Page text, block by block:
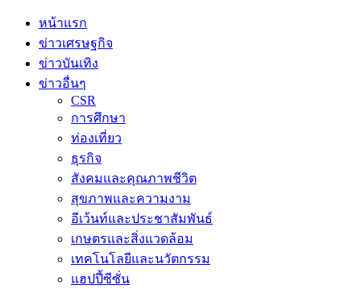
Skip
content
หน้าแรก
ข่าวเศรษฐกิจ
ข่าวบันเทิง
ข่าวอื่นๆ
CSR
การศึกษา
ท่องเที่ยว
ธุรกิจ
สังคมและคุณภาพชีวิต
สุขภาพและความงาม
อีเว้นท์และประชาสัมพันธ์
เกษตรและสิ่งแวดล้อม
เทคโนโลยีและนวัตกรรม
แฮปปี้ซีซั่น